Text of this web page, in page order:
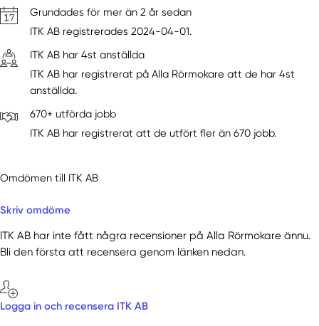
Grundades för mer än 2 år sedan
ITK AB registrerades 2024-04-01.
ITK AB har 4st anställda
ITK AB har registrerat på Alla Rörmokare att de har 4st
anställda.
670+ utförda jobb
ITK AB har registrerat att de utfört fler än 670 jobb.
Omdömen till ITK AB
Skriv omdöme
ITK AB har inte fått några recensioner på Alla Rörmokare ännu.
Bli den första att recensera genom länken nedan.
Logga in och recensera ITK AB